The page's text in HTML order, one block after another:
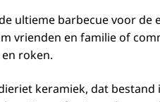
ultieme barbecue voor
vrienden en familie of
roken.
keramiek, dat